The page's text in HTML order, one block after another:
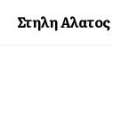
Στηλη Αλατος